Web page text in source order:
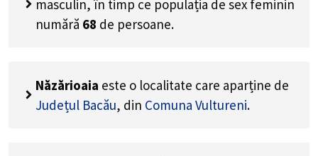
masculin, în timp ce populația de sex feminin
numără 68 de persoane.
Năzărioaia este o localitate care aparține de
Județul Bacău, din Comuna Vultureni.